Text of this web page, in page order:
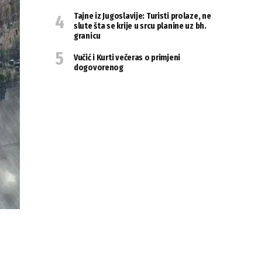
Tajne iz Jugoslavije: Turisti prolaze, ne
slute šta se krije u srcu planine uz bh.
granicu
Vučić i Kurti večeras o primjeni
dogovorenog